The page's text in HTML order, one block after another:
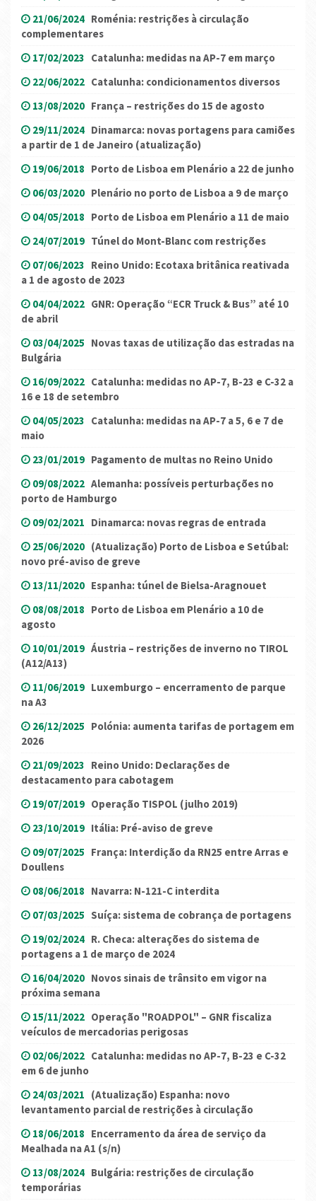
21/06/2024 Roménia: restrições à circulação
complementares
17/02/2023 Catalunha: medidas na AP-7 em março
22/06/2022 Catalunha: condicionamentos diversos
13/08/2020 França – restrições do 15 de agosto
29/11/2024 Dinamarca: novas portagens para camiões
a partir de 1 de Janeiro (atualização)
19/06/2018 Porto de Lisboa em Plenário a 22 de junho
06/03/2020 Plenário no porto de Lisboa a 9 de março
04/05/2018 Porto de Lisboa em Plenário a 11 de maio
24/07/2019 Túnel do Mont-Blanc com restrições
07/06/2023 Reino Unido: Ecotaxa britânica reativada
a 1 de agosto de 2023
04/04/2022 GNR: Operação “ECR Truck & Bus” até 10
de abril
03/04/2025 Novas taxas de utilização das estradas na
Bulgária
16/09/2022 Catalunha: medidas no AP-7, B-23 e C-32 a
16 e 18 de setembro
04/05/2023 Catalunha: medidas na AP-7 a 5, 6 e 7 de
maio
23/01/2019 Pagamento de multas no Reino Unido
09/08/2022 Alemanha: possíveis perturbações no
porto de Hamburgo
09/02/2021 Dinamarca: novas regras de entrada
25/06/2020 (Atualização) Porto de Lisboa e Setúbal:
novo pré-aviso de greve
13/11/2020 Espanha: túnel de Bielsa-Aragnouet
08/08/2018 Porto de Lisboa em Plenário a 10 de
agosto
10/01/2019 Áustria – restrições de inverno no TIROL
(A12/A13)
11/06/2019 Luxemburgo – encerramento de parque
na A3
26/12/2025 Polónia: aumenta tarifas de portagem em
2026
21/09/2023 Reino Unido: Declarações de
destacamento para cabotagem
19/07/2019 Operação TISPOL (julho 2019)
23/10/2019 Itália: Pré-aviso de greve
09/07/2025 França: Interdição da RN25 entre Arras e
Doullens
08/06/2018 Navarra: N-121-C interdita
07/03/2025 Suíça: sistema de cobrança de portagens
19/02/2024 R. Checa: alterações do sistema de
portagens a 1 de março de 2024
16/04/2020 Novos sinais de trânsito em vigor na
próxima semana
15/11/2022 Operação "ROADPOL" – GNR fiscaliza
veículos de mercadorias perigosas
02/06/2022 Catalunha: medidas no AP-7, B-23 e C-32
em 6 de junho
24/03/2021 (Atualização) Espanha: novo
levantamento parcial de restrições à circulação
18/06/2018 Encerramento da área de serviço da
Mealhada na A1 (s/n)
13/08/2024 Bulgária: restrições de circulação
temporárias